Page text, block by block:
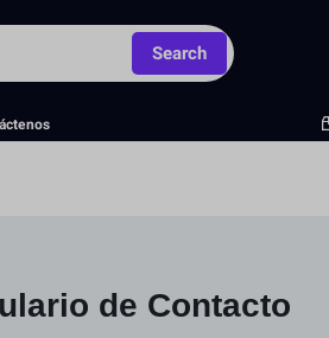
Search
de Contacto